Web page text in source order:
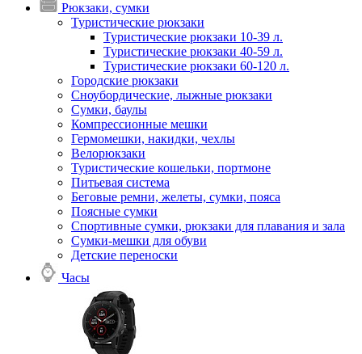
Рюкзаки, сумки
Туристические рюкзаки
Туристические рюкзаки 10-39 л.
Туристические рюкзаки 40-59 л.
Туристические рюкзаки 60-120 л.
Городские рюкзаки
Сноубордические, лыжные рюкзаки
Сумки, баулы
Компрессионные мешки
Гермомешки, накидки, чехлы
Велорюкзаки
Туристические кошельки, портмоне
Питьевая система
Беговые ремни, желеты, сумки, пояса
Поясные сумки
Спортивные сумки, рюкзаки для плавания и зала
Сумки-мешки для обуви
Детские переноски
Часы